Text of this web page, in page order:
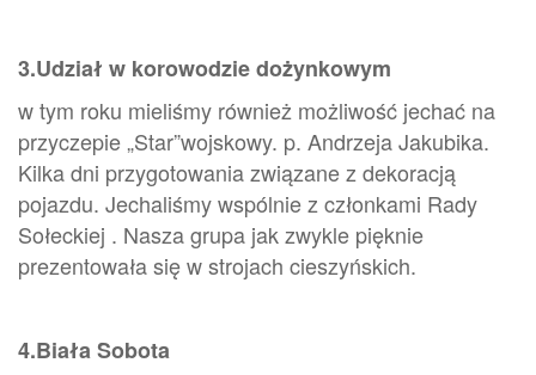
3.Udział w korowodzie dożynkowym
w tym roku mieliśmy również możliwość jechać na
przyczepie „Star”wojskowy. p. Andrzeja Jakubika.
Kilka dni przygotowania związane z dekoracją
pojazdu. Jechaliśmy wspólnie z członkami Rady
Sołeckiej . Nasza grupa jak zwykle pięknie
prezentowała się w strojach cieszyńskich.
4.Biała Sobota